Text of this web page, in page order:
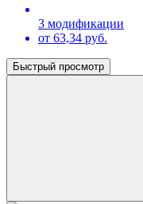
3 модификации
от 63,34 руб.
Быстрый просмотр